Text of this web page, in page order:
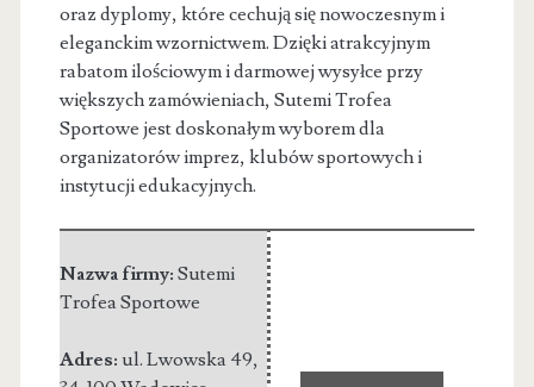
oraz dyplomy, które cechują się nowoczesnym i
eleganckim wzornictwem. Dzięki atrakcyjnym
rabatom ilościowym i darmowej wysyłce przy
większych zamówieniach, Sutemi Trofea
Sportowe jest doskonałym wyborem dla
organizatorów imprez, klubów sportowych i
instytucji edukacyjnych.
Nazwa firmy: Sutemi
Trofea Sportowe
Adres: ul. Lwowska 49,